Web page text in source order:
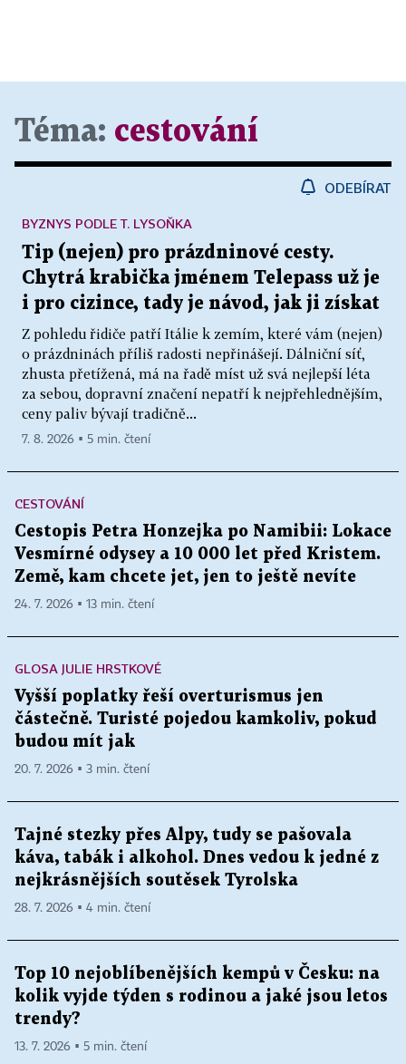
Téma: cestování
ODEBÍRAT
Tip (nejen) pro prázdninové cesty.
Chytrá krabička jménem Telepass už je
i pro cizince, tady je návod, jak ji získat
Z pohledu řidiče patří Itálie k zemím, které vám (nejen)
o prázdninách příliš radosti nepřinášejí. Dálniční síť,
zhusta přetížená, má na řadě míst už svá nejlepší léta
za sebou, dopravní značení nepatří k nejpřehlednějším,
ceny paliv bývají tradičně...
BYZNYS PODLE T. LYSOŇKA
7. 8. 2026 ▪ 5 min. čtení
CESTOVÁNÍ
Cestopis Petra Honzejka po Namibii: Lokace
Vesmírné odysey a 10 000 let před Kristem.
Země, kam chcete jet, jen to ještě nevíte
24. 7. 2026 ▪ 13 min. čtení
GLOSA JULIE HRSTKOVÉ
Vyšší poplatky řeší overturismus jen
částečně. Turisté pojedou kamkoliv, pokud
budou mít jak
20. 7. 2026 ▪ 3 min. čtení
Tajné stezky přes Alpy, tudy se pašovala
káva, tabák i alkohol. Dnes vedou k jedné z
nejkrásnějších soutěsek Tyrolska
28. 7. 2026 ▪ 4 min. čtení
Top 10 nejoblíbenějších kempů v Česku: na
kolik vyjde týden s rodinou a jaké jsou letos
trendy?
13. 7. 2026 ▪ 5 min. čtení